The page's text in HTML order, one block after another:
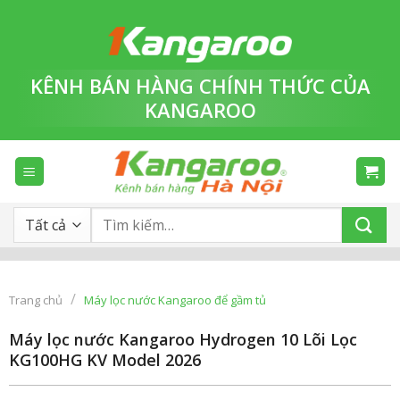
dungKÊNH BÁN HÀNG CHÍNH THỨC CỦA
KANGAROO
Tìm
Trang chủ / Máy lọc nước Kangaroo để gầm tủ
Máy lọc nước Kangaroo Hydrogen 10 Lõi Lọc
KG100HG KV Model 2026